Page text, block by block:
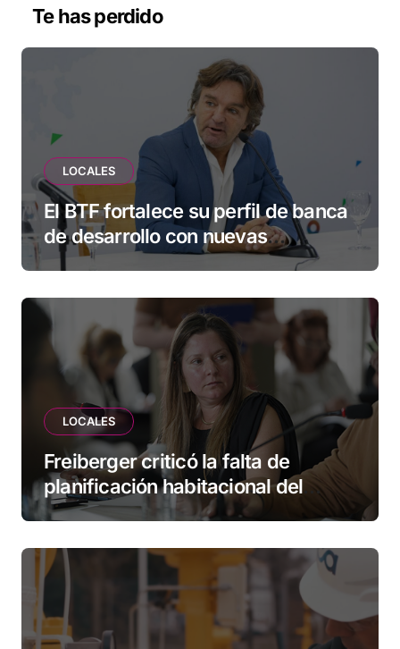
Te has perdido
LOCALES
El BTF fortalece su perfil de banca
de desarrollo con nuevas
herramientas para familias y
LOCALES
Freiberger criticó la falta de
planificación habitacional del
Municipio: “Vuoto deja afuera a
esperando”